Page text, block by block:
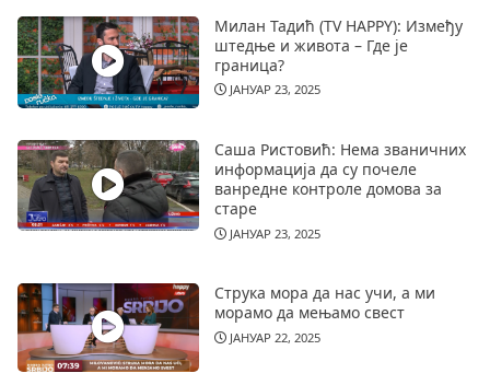
Милан Тадић (TV HAPPY): Између
штедње и живота – Где је
граница?
ЈАНУАР 23, 2025
Саша Ристовић: Нема званичних
информација да су почеле
ванредне контроле домова за
старе
ЈАНУАР 23, 2025
Струка мора да нас учи, а ми
морамо да мењамо свест
ЈАНУАР 22, 2025